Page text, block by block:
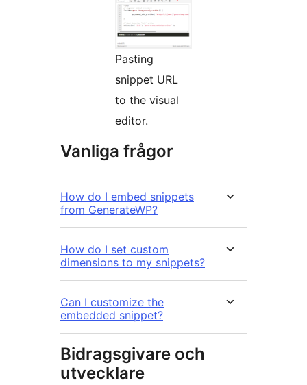
Pasting
snippet URL
to the visual
editor.
Vanliga frågor
How do I embed snippets
from GenerateWP?
How do I set custom
dimensions to my snippets?
Can I customize the
embedded snippet?
Bidragsgivare och
utvecklare